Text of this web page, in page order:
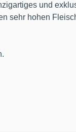
und
sehr hohen